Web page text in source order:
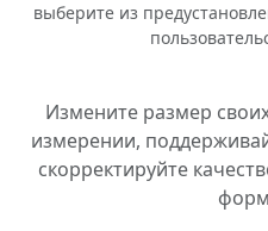
выберите из
Измените размер
измерении,
скорректируйте